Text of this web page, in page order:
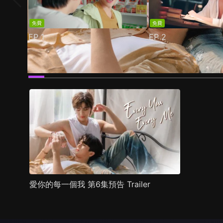
免費
EP1
免費
EP2
預告 劇照 推薦影片 劇情介紹
愛你的每一個我 第6集預告 Trailer